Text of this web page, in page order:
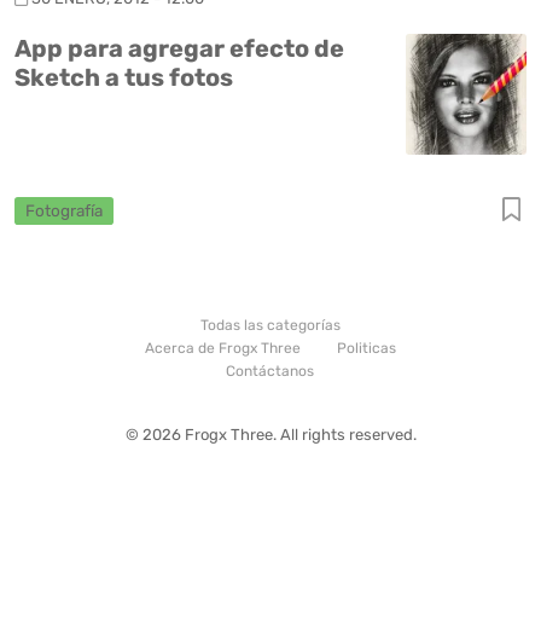
App para agregar efecto de
Sketch a tus fotos
Fotografía
Todas las categorías
Acerca de Frogx Three
Politicas
Contáctanos
© 2026 Frogx Three. All rights reserved.